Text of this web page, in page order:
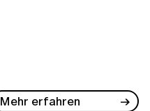
Mehr erfahren